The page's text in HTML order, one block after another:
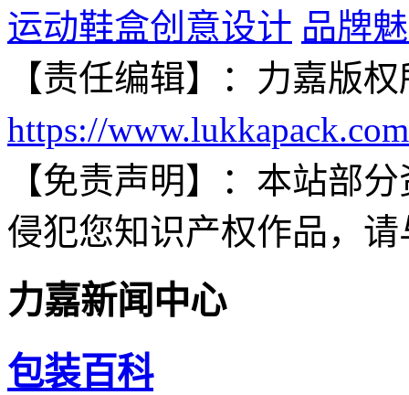
运动鞋盒创意设计 品牌
【责任编辑】： 力嘉版权
https://www.lukkapack.com
【免责声明】： 本站部
侵犯您知识产权作品，
力嘉新闻中心
包装百科